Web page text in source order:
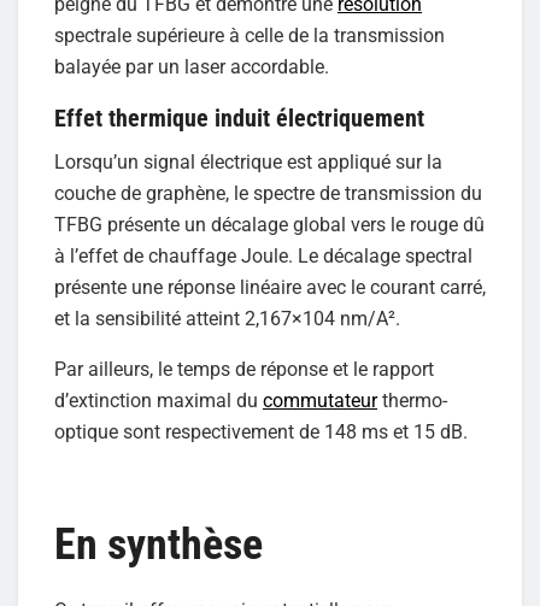
spectrale supérieure à celle de la transmission
balayée par un laser accordable.
Effet thermique induit électriquement
Lorsqu’un signal électrique est appliqué sur la
couche de graphène, le spectre de transmission du
TFBG présente un décalage global vers le rouge dû
à l’effet de chauffage Joule. Le décalage spectral
présente une réponse linéaire avec le courant carré,
et la sensibilité atteint 2,167×104 nm/A².
Par ailleurs, le temps de réponse et le rapport
d’extinction maximal du commutateurthermo-
optique sont respectivement de 148 ms et 15 dB.
En synthèse